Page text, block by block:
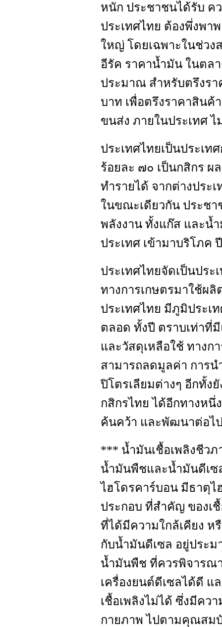
หนัก ประชาชนได้รับ ค
ประเทศไทย ต้องพึ่งพา
ใหญ่ โดยเฉพาะในช่วง
อีรัค ราคาน้ำมัน ในตล
ประมาณ สำหรับตรึงร
บาท เพื่อตรึงราคาสินค้
ขนส่ง ภายในประเทศ
ประเทศไทยเป็นประเ
ร้อยละ ๗๐ เป็นกสิกร ผ
ทำรายได้ จากต่างประ
ในขณะเดียวกัน ประช
พลังงาน ทั้งแก๊ส และน้
ประเทศ เข้ามาบริโภค
ประเทศไทยจัดเป็นปร
ทางการเกษตรมาใช้ผ
ประเทศไทย มีภูมิประเ
ตลอด ทั้งปี ตราบเท่าที่
และวัสดุเหลือใช้ ทางก
สามารถลดมูลค่า การน
ปิโตรเลียมต่างๆ อีกทั้ง
กสิกรไทย ได้อีกทางหนึ่
ค้นคว้า และพัฒนาต่อไ
*** น้ำมันเชื้อเพลิงชีวภ
น้ำมันพืชและน้ำมันดีเซ
ไฮโดรคาร์บอน มีธาตุไ
ประกอบ ที่สำคัญ ของเ
ที่ได้มีความใกล้เคียง ห
กับน้ำมันดีเซล อยู่ประ
น้ำมันพืช ที่ควรพิจารณ
เครื่องยนต์ดีเซลได้ดี แ
เชื้อเพลิงไม่ได้ ซึ่งมีคว
กายภาพ ไปตามคุณสม